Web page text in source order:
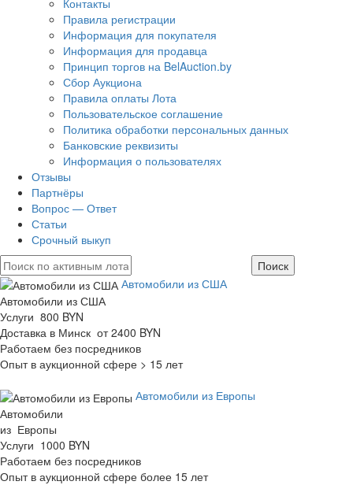
Контакты
Правила регистрации
Информация для покупателя
Информация для продавца
Принцип торгов на BelAuction.by
Сбор Аукциона
Правила оплаты Лота
Пользовательское соглашение
Политика обработки персональных данных
Банковские реквизиты
Информация о пользователях
Отзывы
Партнёры
Вопрос — Ответ
Статьи
Срочный выкуп
Автомобили из США
Автомобили из США
Услуги 800 BYN
Доставка в Минск от 2400 BYN
Работаем без посредников
Опыт в аукционной сфере > 15 лет
Автомобили из Европы
Автомобили
из Европы
Услуги 1000 BYN
Работаем без посредников
Опыт в аукционной сфере более 15 лет